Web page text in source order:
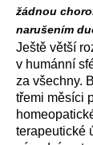
žádnou
narušením
Ještě větší
v humánní
za všechny.
třemi měsíci
terapeutické